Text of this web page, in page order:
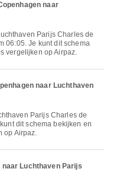
naar
06:05. Je kunt dit schema
vergelijken op Airpaz.
naar Luchthaven
dit schema bekijken en
op Airpaz.
naar Luchthaven Parijs